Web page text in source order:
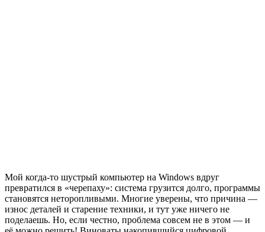
Мой когда-то шустрый компьютер на Windows вдруг
превратился в «черепаху»: система грузится долго, программы
становятся неторопливыми. Многие уверены, что причина —
износ деталей и старение техники, и тут уже ничего не
поделаешь. Но, если честно, проблема совсем не в этом — и